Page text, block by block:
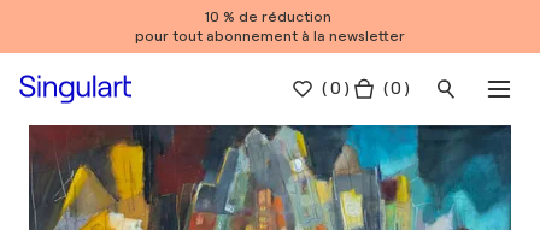
10 % de réduction
pour tout abonnement à la newsletter
(0 ) ( 0 )